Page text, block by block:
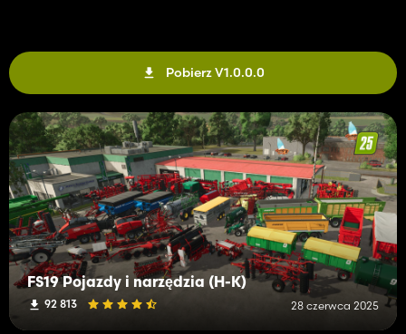
Pobierz V1.0.0.0
FS19 Pojazdy i narzędzia (H-K)
92 813 28 czerwca 2025